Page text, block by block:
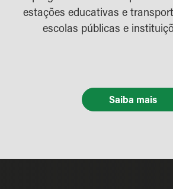
estações educativas e
escolas públicas e
Saiba mais